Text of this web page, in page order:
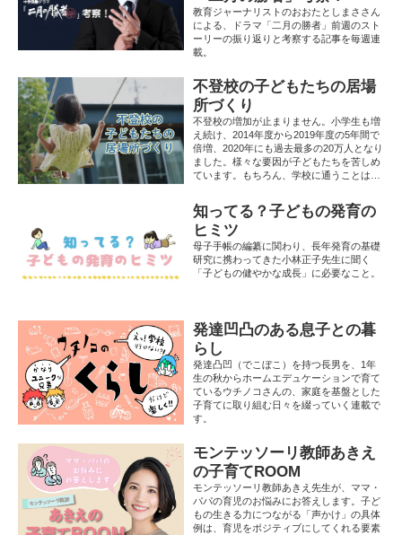
教育ジャーナリストのおおたとしまささん
による、ドラマ「二月の勝者」前週のスト
ーリーの振り返りと考察する記事を毎週連
載。
不登校の子どもたちの居場
所づくり
不登校の増加が止まりません。小学生も増
え続け、2014年度から2019年度の5年間で
倍増、2020年にも過去最多の20万人となり
ました。様々な要因が子どもたちを苦しめ
ています。もちろん、学校に通うことは基
ば、それ以外の選択肢もあります。この連
載では、不登校の子どもたちの現状を何と
かしようと居場所づくりをされる方々や、
過去に不登校で苦しみ、新しいサービスを
立ち上げた方などを取材しました。もし、
お子さんが学校に行かなくなったら…こん
知ってる？子どもの発育の
ヒミツ
母子手帳の編纂に関わり、長年発育の基礎
研究に携わってきた小林正子先生に聞く
「子どもの健やかな成長」に必要なこと。
発達凹凸のある息子との暮
らし
発達凸凹（でこぼこ）を持つ長男を、1年
生の秋からホームエデュケーションで育て
ているウチノコさんの、家庭を基盤とした
子育てに取り組む日々を綴っていく連載で
す。
モンテッソーリ教師あきえ
の子育てROOM
モンテッソーリ教師あきえ先生が、ママ・
パパの育児のお悩みにお答えします。子ど
もの生きる力につながる「声かけ」の具体
例は、育児をポジティブにしてくれる要素